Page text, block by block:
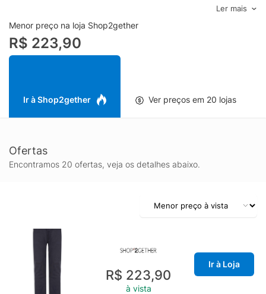
AzulMarca: Jack & Jones*Five Pockets: três bolsos frontais e
dois bolsos posteriores.
Ler mais
Menor preço na loja Shop2gether
R$ 223,90
Ir à Shop2gether Ver preços em 20 lojas
Ofertas
Encontramos 20 ofertas, veja os detalhes abaixo.
R$ 223,90
à vista
Ir à Loja